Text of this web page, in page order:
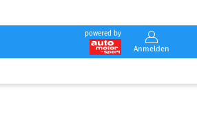
powered by
Anmelden